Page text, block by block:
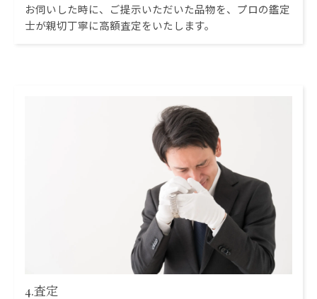
お伺いした時に、ご提示いただいた品物を、プロの鑑定
士が親切丁寧に高額査定をいたします。
4.査定